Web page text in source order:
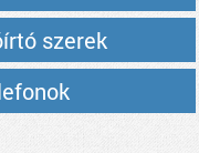
szerek